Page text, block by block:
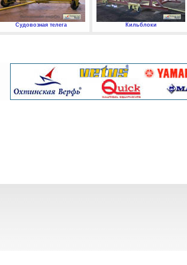
Судовозная телега Кильблоки